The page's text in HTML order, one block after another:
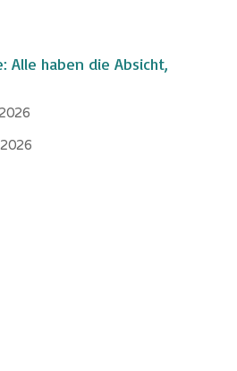
Alle haben die Absicht,